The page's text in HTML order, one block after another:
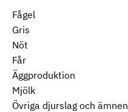
Fågel
Gris
Nöt
Får
Äggproduktion
Mjölk
Övriga djurslag och ämnen